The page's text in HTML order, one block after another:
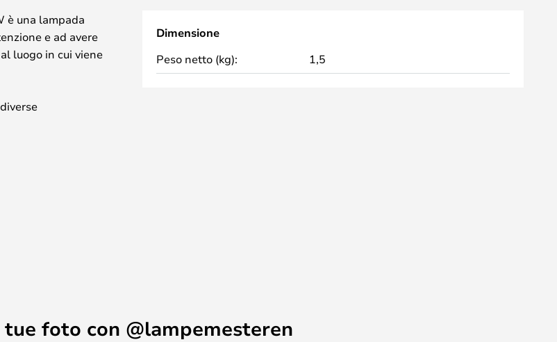
è una lampada
e ad avere
luogo in cui viene
a garantire una
Dimensione
Peso netto (kg): 1,5
foto con @lampemesteren